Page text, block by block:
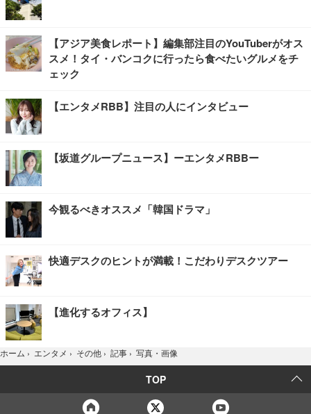
【アジア美食レポート】編集部注目のYouTuberがオス
スメ！タイ・バンコクに行ったら食べたいグルメをチ
ェック
【エンタメRBB】注目の人にインタビュー
【坂道グループニュース】ーエンタメRBBー
今観るべきオススメ「韓国ドラマ」
快適デスクのヒントが満載！こだわりデスクツアー
【進化するオフィス】
ホーム › エンタメ › その他 › 記事 › 写真・画像
TOP